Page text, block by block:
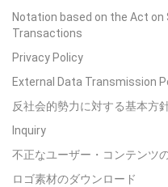
Notation based on the Act on
Transactions
Privacy Policy
External Data Transmission
反社会的勢力に対する基本方
Inquiry
不正なユーザー・コンテンツ
ロゴ素材のダウンロード